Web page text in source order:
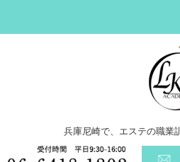
兵庫尼崎で、エステの職業